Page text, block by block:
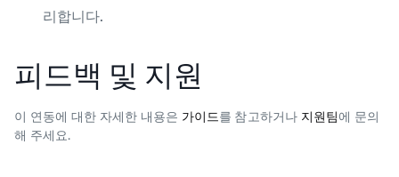
리합니다.
피드백 및 지원
이 연동에 대한 자세한 내용은 가이드를 참고하거나 지원팀에 문의
해 주세요.